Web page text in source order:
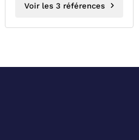
Voir les 3 références